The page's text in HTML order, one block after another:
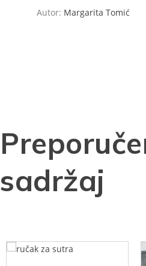
Autor: Margarita Tomić
sadržaj